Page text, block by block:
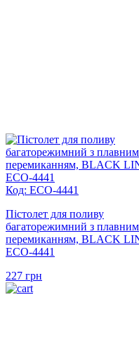
Код: ECO-4441
Пістолет для поливу
багаторежимний з плавним
перемиканням, BLACK
ECO-4441
227 грн